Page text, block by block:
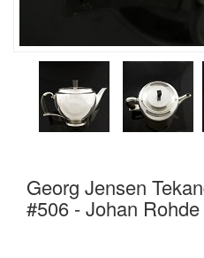
Georg Jensen
#506 - Johan Rohde